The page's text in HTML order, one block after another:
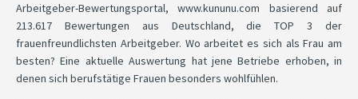
Arbeitgeber-Bewertungsportal, www.kununu.com basierend auf
213.617 Bewertungen aus Deutschland, die TOP 3 der
frauenfreundlichsten Arbeitgeber. Wo arbeitet es sich als Frau am
besten? Eine aktuelle Auswertung hat jene Betriebe erhoben, in
denen sich berufstätige Frauen besonders wohlfühlen.